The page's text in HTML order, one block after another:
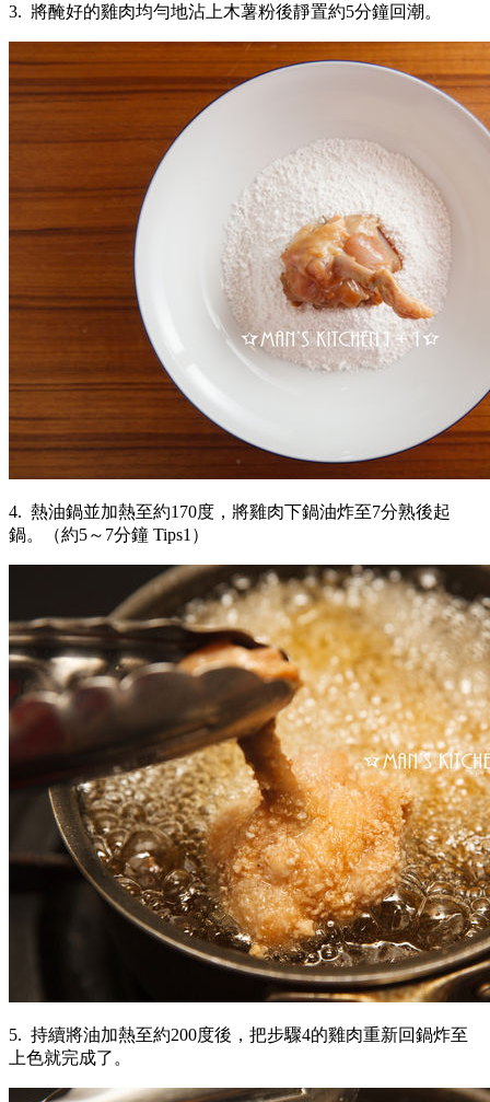
3. 將醃好的雞肉均勻地沾上木薯粉後靜置約5分鐘回潮。
4. 熱油鍋並加熱至約170度，將雞肉下鍋油炸至7分熟後起
鍋。（約5～7分鐘 Tips1）
5. 持續將油加熱至約200度後，把步驟4的雞肉重新回鍋炸至
上色就完成了。